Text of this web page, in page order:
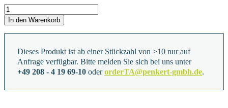
FS0052 Menge
In den Warenkorb
Dieses Produkt ist ab einer Stückzahl von >10 nur auf
Anfrage verfügbar. Bitte melden Sie sich bei uns unter
+49 208 - 4 19 69-10 oderorderTA@penkert-gmbh.de.